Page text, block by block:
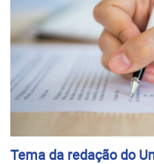
Tema da redação do